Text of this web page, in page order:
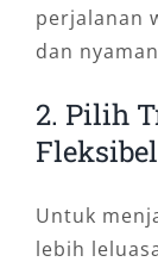
perjalanan
dan
2. Pilih
Untuk
lebih